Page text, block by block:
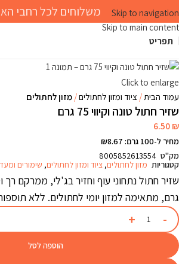
Skip to navigation
Skip to main content
משלוחים לכל רחבי
תפריט
Click to enlarge
עמוד הבית
ציוד ומזון לחתולים מזון לחתולים
שזיר חתול טונה וקיווי 75 גרם
6.50₪
מחיר ל-100 גרם: ₪8.67
מק"ט 8005852613554
קטגוריות מזון לחתולים, ציוד ומזון לחתולים, שימורים
גרם, מתאימה למזון יומי לחתולים. ללא
הוספה לסל